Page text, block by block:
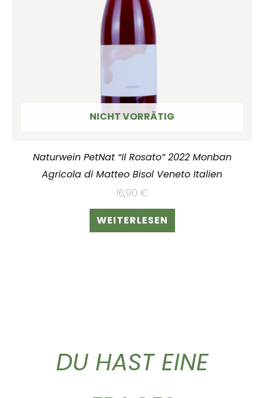
NICHT VORRÄTIG
Naturwein PetNat “Il Rosato” 2022 Monban
Agricola di Matteo Bisol Veneto Italien
16,90 €
WEITERLESEN
DU HAST EINE